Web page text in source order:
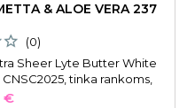
& ALOE VERA 237
(0)
Sheer Lyte Butter White
tinka rankoms,
237 ml
€